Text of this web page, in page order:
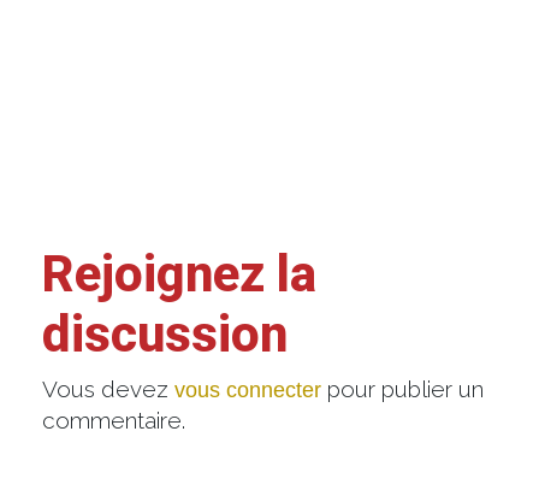
Rejoignez la
discussion
Vous devez vous connecter pour publier un
commentaire.